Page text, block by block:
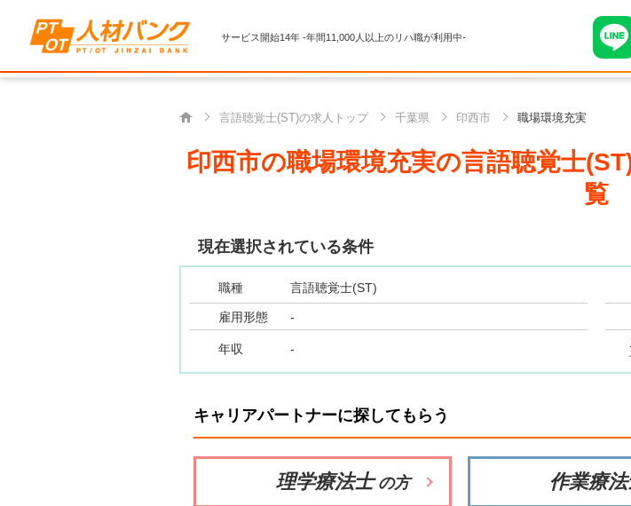
サービス開始14年 -年間11,000人以上のリハ職が利用中-
言語聴覚士(ST)の求人トップ 千葉県 印西市 職場環境充実
印西市の職場環境充実の言語聴覚士
覧
現在選択されている条件
職種 言語聴覚士(ST)
雇用形態 -
年収 -
キャリアパートナーに探してもらう
理学療法士 の方 作業療